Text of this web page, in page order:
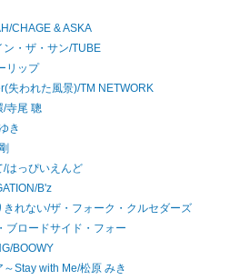
CHAGE & ASKA
ン・ザ・サン/TUBE
リップ
失われた風景)/TM NETWORK
/寺尾 聰
き
/はっぴいえんど
B'z
きれない/ザ・フォーク・クルセダーズ
ブロードサイド・フォー
BOOWY
～Stay with Me/松原 みき